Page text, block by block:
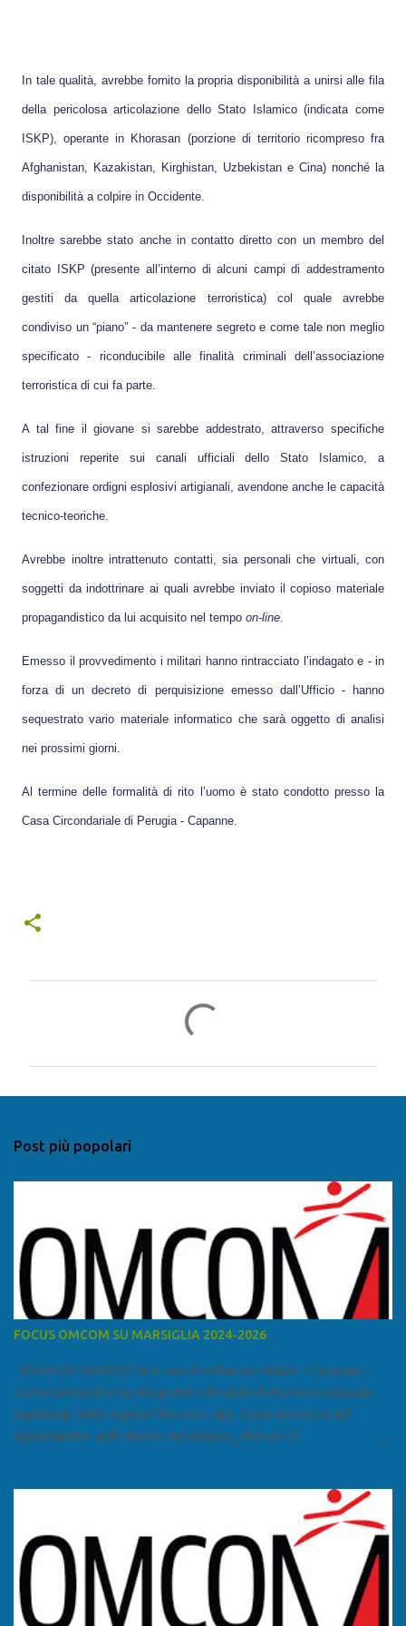
In tale qualità, avrebbe fornito la propria disponibilità a unirsi alle fila
della pericolosa articolazione dello Stato Islamico (indicata come
ISKP), operante in Khorasan (porzione di territorio ricompreso fra
Afghanistan, Kazakistan, Kirghistan, Uzbekistan e Cina) nonché la
disponibilità a colpire in Occidente.
Inoltre sarebbe stato anche in contatto diretto con un membro del
citato ISKP (presente all’interno di alcuni campi di addestramento
gestiti da quella articolazione terroristica) col quale avrebbe
condiviso un “piano” - da mantenere segreto e come tale non meglio
specificato - riconducibile alle finalità criminali dell’associazione
terroristica di cui fa parte.
A tal fine il giovane si sarebbe addestrato, attraverso specifiche
istruzioni reperite sui canali ufficiali dello Stato Islamico, a
confezionare ordigni esplosivi artigianali, avendone anche le capacità
tecnico-teoriche.
Avrebbe inoltre intrattenuto contatti, sia personali che virtuali, con
soggetti da indottrinare ai quali avrebbe inviato il copioso materiale
propagandistico da lui acquisito nel tempo on-line.
Emesso il provvedimento i militari hanno rintracciato l’indagato e - in
forza di un decreto di perquisizione emesso dall’Ufficio - hanno
sequestrato vario materiale informatico che sarà oggetto di analisi
nei prossimi giorni.
Al termine delle formalità di rito l’uomo è stato condotto presso la
Casa Circondariale di Perugia - Capanne.
i
Post più popolari
FOCUS OMCOM SU MARSIGLIA 2024-2026
FOCUS SU MARSIGLIA A cura di Salvatore Calleri e Giuseppe
Lumia Marsiglia è la più grande città della Francia meridionale,
capoluogo della regione Provenza-Alpi-Costa Azzurra e del
dipartimento delle Bocche del Rodano, oltre che il
come area metropolitana. Studiare quanto succede a Marsiglia è
molto importante per la geopolitica narcomafiosa perché
Marsiglia ha il porto in asse con la Corsica, Genova, Livorno e
Napoli e le banlieu gemellate con le periferie milanesi. Secondo il
rapporto della DCSA è uno dei principali scali del narcotraffico dal
sudamerica, in particolare Ecuador e Cile. Marsiglia è una città